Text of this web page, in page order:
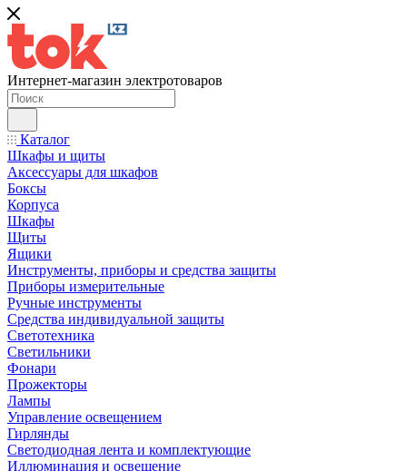
Интернет-магазин электротоваров
Каталог
Шкафы и щиты
Аксессуары для шкафов
Боксы
Корпуса
Шкафы
Щиты
Ящики
Инструменты, приборы и средства защиты
Приборы измерительные
Ручные инструменты
Средства индивидуальной защиты
Светотехника
Светильники
Фонари
Прожекторы
Лампы
Управление освещением
Гирлянды
Светодиодная лента и комплектующие
Иллюминация и освещение